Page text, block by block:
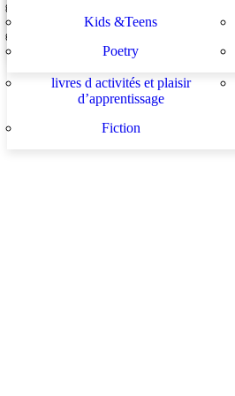
développement de l enseignant
livres d activités et plaisir
d’apprentissage
Fiction
Kids &Teens
Poetry